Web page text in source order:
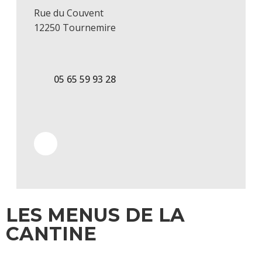
Rue du Couvent
12250 Tournemire
05 65 59 93 28
LES MENUS DE LA
CANTINE